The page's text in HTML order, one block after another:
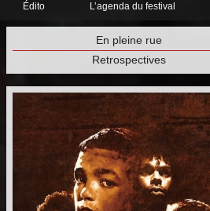
Édito L’agenda du festival
En pleine rue
Retrospectives